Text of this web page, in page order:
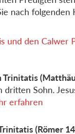
nach
und den Calwer
Trinitatis
dritten Sohn.
erfahren
(Römer